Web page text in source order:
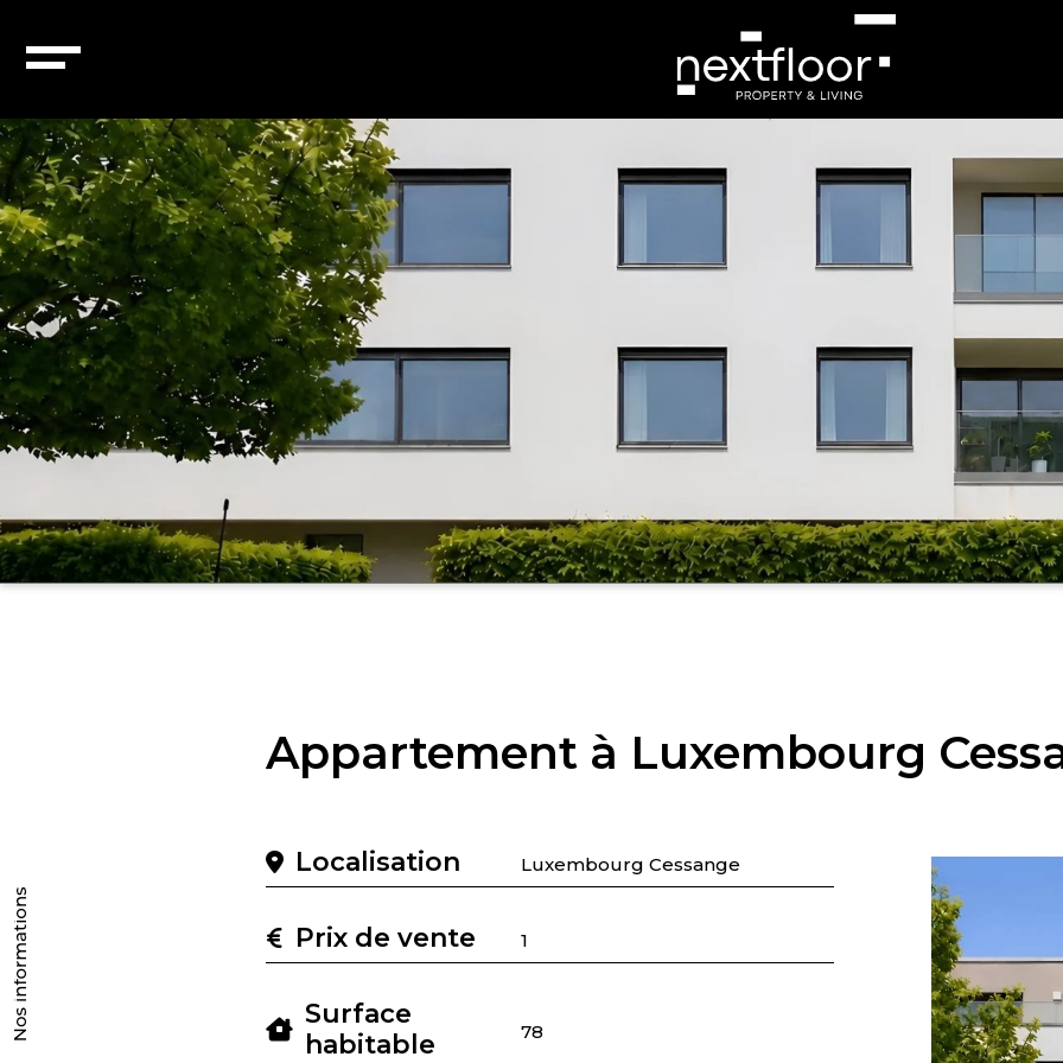
Appartement à Luxembourg
Localisation Luxembourg Cessange
Prix de vente 1
Surface
habitable
78